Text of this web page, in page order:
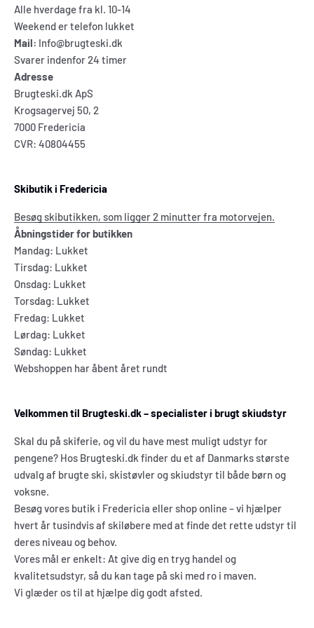
Alle hverdage fra kl. 10-14
Weekend er telefon lukket
Mail: Info@brugteski.dk
Svarer indenfor 24 timer
Adresse
Brugteski.dk ApS
Krogsagervej 50, 2
7000 Fredericia
CVR: 40804455
Skibutik i Fredericia
Besøg skibutikken, som ligger 2 minutter fra motorvejen.
Åbningstider for butikken
Mandag: Lukket
Tirsdag: Lukket
Onsdag: Lukket
Torsdag: Lukket
Fredag: Lukket
Lørdag: Lukket
Søndag: Lukket
Webshoppen har åbent året rundt
Velkommen til Brugteski.dk – specialister i brugt skiudstyr
Skal du på skiferie, og vil du have mest muligt udstyr for
pengene? Hos Brugteski.dk finder du et af Danmarks største
udvalg af brugte ski, skistøvler og skiudstyr til både børn og
voksne.
Besøg vores butik i Fredericia eller shop online – vi hjælper
hvert år tusindvis af skiløbere med at finde det rette udstyr til
deres niveau og behov.
Vores mål er enkelt: At give dig en tryg handel og
kvalitetsudstyr, så du kan tage på ski med ro i maven.
Vi glæder os til at hjælpe dig godt afsted.